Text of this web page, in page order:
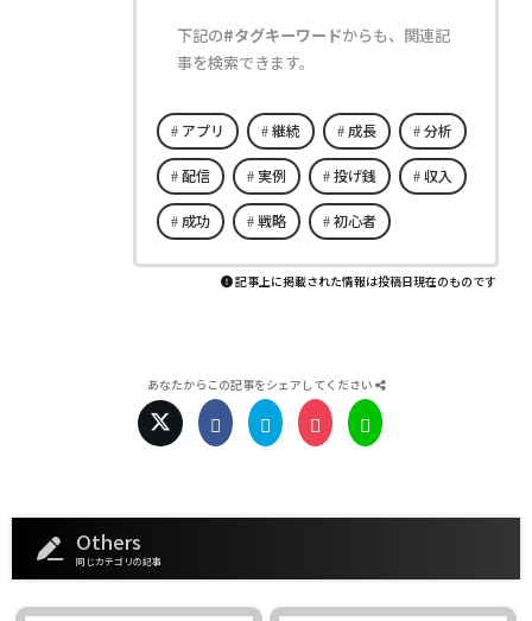
下記の#タグキーワードからも、関連記
事を検索できます。
アプリ 継続 成長 分析
配信 実例 投げ銭 収入
成功 戦略 初心者
記事上に掲載された情報は投稿日現在のものです
あなたからこの記事をシェアしてください
Others
同じカテゴリの記事